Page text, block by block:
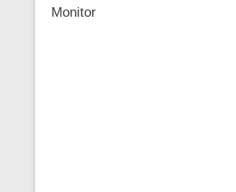
Monitor